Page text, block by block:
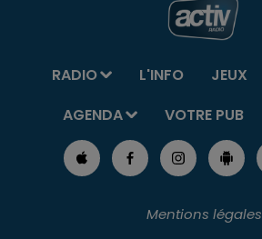
RADIO L'INFO JEUX
AGENDA
VOTRE PUB
Mentions légales